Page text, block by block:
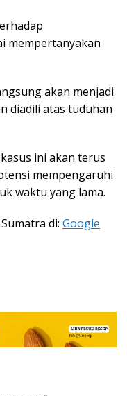
mempertanyakan
akan menjadi
diadili atas tuduhan
ini akan terus
mempengaruhi
waktu yang lama.
di: Google